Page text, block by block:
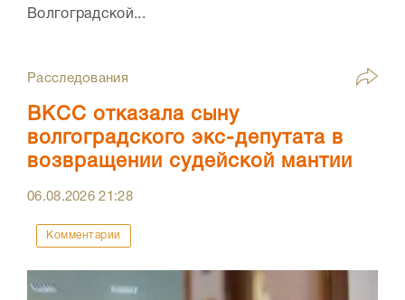
Волгоградской...
Расследования
ВКСС отказала сыну
волгоградского экс-депутата в
возвращении судейской мантии
06.08.202621:28
Комментарии